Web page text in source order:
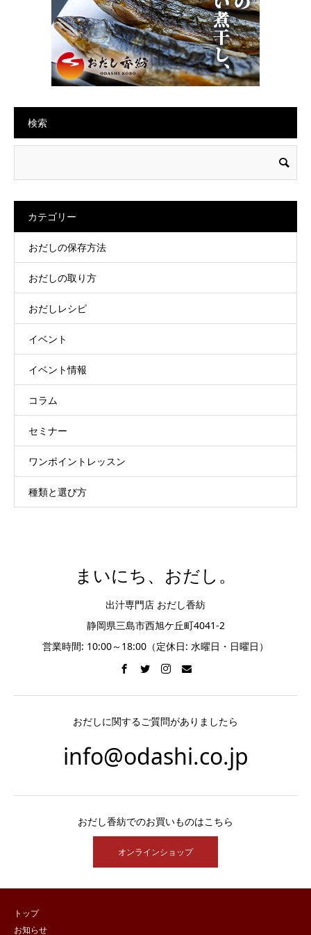
検索
カテゴリー
おだしの保存方法
おだしの取り方
おだしレシピ
イベント
イベント情報
コラム
セミナー
ワンポイントレッスン
種類と選び方
まいにち、おだし。
出汁専門店 おだし香紡
静岡県三島市西旭ケ丘町4041-2
営業時間: 10:00～18:00（定休日: 水曜日・日曜日）
おだしに関するご質問がありましたら
info@odashi.co.jp
おだし香紡でのお買いものはこちら
オンラインショップ
トップ
お知らせ